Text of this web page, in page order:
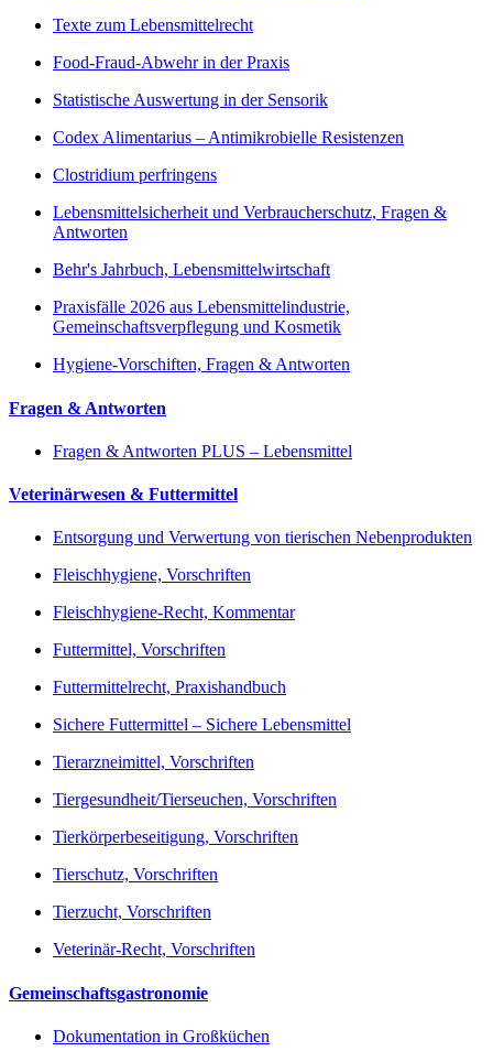
Texte zum Lebensmittelrecht
Food-Fraud-Abwehr in der Praxis
Statistische Auswertung in der Sensorik
Codex Alimentarius – Antimikrobielle Resistenzen
Clostridium perfringens
Lebensmittelsicherheit und Verbraucherschutz, Fragen &
Antworten
Behr's Jahrbuch, Lebensmittelwirtschaft
Praxisfälle 2026 aus Lebensmittelindustrie,
Gemeinschaftsverpflegung und Kosmetik
Hygiene-Vorschiften, Fragen & Antworten
Fragen & Antworten
Fragen & Antworten PLUS – Lebensmittel
Veterinärwesen & Futtermittel
Entsorgung und Verwertung von tierischen Nebenprodukten
Fleischhygiene, Vorschriften
Fleischhygiene-Recht, Kommentar
Futtermittel, Vorschriften
Futtermittelrecht, Praxishandbuch
Sichere Futtermittel – Sichere Lebensmittel
Tierarzneimittel, Vorschriften
Tiergesundheit/Tierseuchen, Vorschriften
Tierkörperbeseitigung, Vorschriften
Tierschutz, Vorschriften
Tierzucht, Vorschriften
Veterinär-Recht, Vorschriften
Gemeinschaftsgastronomie
Dokumentation in Großküchen